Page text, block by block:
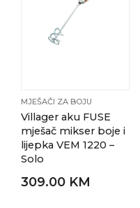
MJEŠAČI ZA BOJU
Villager aku FUSE
mješač mikser boje i
lijepka VEM 1220 –
Solo
309.00 KM